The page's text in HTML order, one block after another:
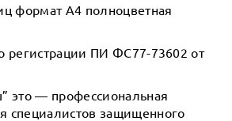
формат А4 полноцветная
регистрации ПИ ФС77-73602 от
это — профессиональная
специалистов защищенного